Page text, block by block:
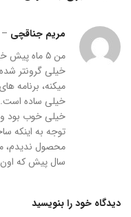
مریم جناقچی –
من ۵ ماه
خیلی گرونتر
میکنه، برنامه
خیلی ساده
خیلی خوب بود
توجه به اینکه
سال پیش که
دیدگاه خود را بنویسید